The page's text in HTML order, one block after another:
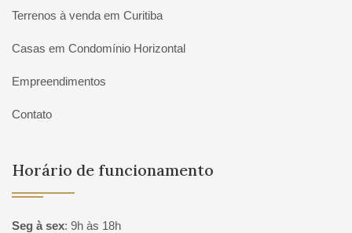
Terrenos à venda em Curitiba
Casas em Condomínio Horizontal
Empreendimentos
Contato
Horário de funcionamento
Seg à sex: 9h às 18h